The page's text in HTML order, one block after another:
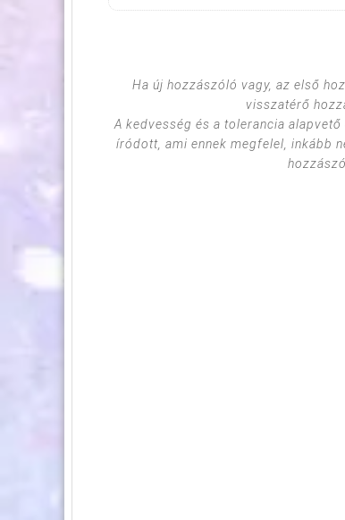
Ha új hozzászóló vagy, az első
visszatérő
A kedvesség és a tolerancia
íródott, ami ennek megfelel, inkább